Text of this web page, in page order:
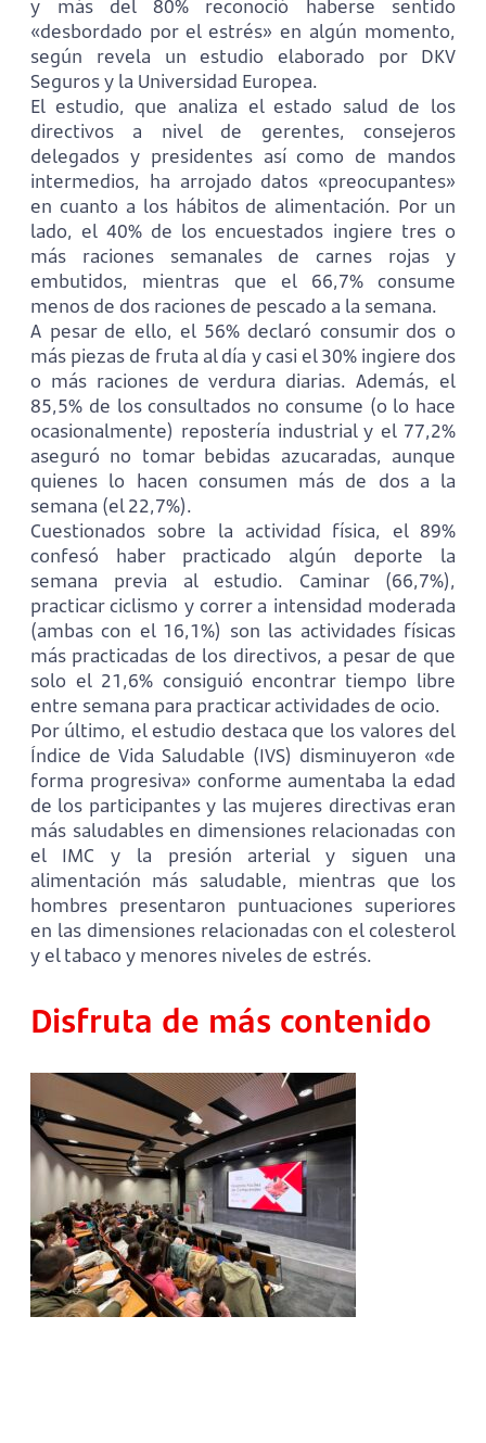
y más del 80% reconoció haberse sentido
«desbordado por el estrés» en algún momento,
según revela un estudio elaborado por DKV
Seguros y la Universidad Europea.
El estudio, que analiza el estado salud de los
directivos a nivel de gerentes, consejeros
delegados y presidentes así como de mandos
intermedios, ha arrojado datos «preocupantes»
en cuanto a los hábitos de alimentación. Por un
lado, el 40% de los encuestados ingiere tres o
más raciones semanales de carnes rojas y
embutidos, mientras que el 66,7% consume
menos de dos raciones de pescado a la semana.
A pesar de ello, el 56% declaró consumir dos o
más piezas de fruta al día y casi el 30% ingiere dos
o más raciones de verdura diarias. Además, el
85,5% de los consultados no consume (o lo hace
ocasionalmente) repostería industrial y el 77,2%
aseguró no tomar bebidas azucaradas, aunque
quienes lo hacen consumen más de dos a la
semana (el 22,7%).
Cuestionados sobre la actividad física, el 89%
confesó haber practicado algún deporte la
semana previa al estudio. Caminar (66,7%),
practicar ciclismo y correr a intensidad moderada
(ambas con el 16,1%) son las actividades físicas
más practicadas de los directivos, a pesar de que
solo el 21,6% consiguió encontrar tiempo libre
entre semana para practicar actividades de ocio.
Por último, el estudio destaca que los valores del
Índice de Vida Saludable (IVS) disminuyeron «de
forma progresiva» conforme aumentaba la edad
de los participantes y las mujeres directivas eran
más saludables en dimensiones relacionadas con
el IMC y la presión arterial y siguen una
alimentación más saludable, mientras que los
hombres presentaron puntuaciones superiores
en las dimensiones relacionadas con el colesterol
y el tabaco y menores niveles de estrés.
Disfruta de más contenido